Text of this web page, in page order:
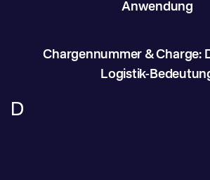
Anwendung
Chargennummer & Charge:
Logistik-
D